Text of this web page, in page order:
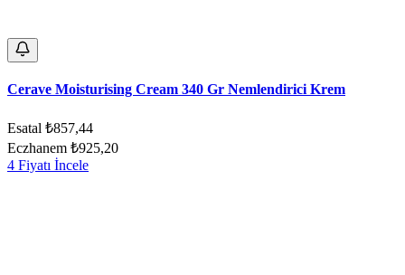
Cerave Moisturising Cream 340 Gr Nemlendirici Krem
Esatal ₺857,44
Eczhanem ₺925,20
4 Fiyatı İncele